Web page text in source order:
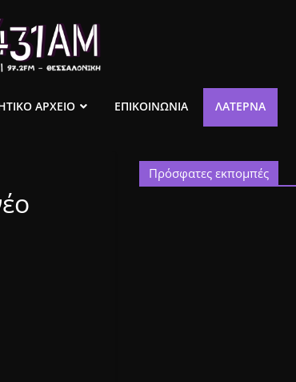
ΑΡΧΕΙΟ ΕΠΙΚΟΙΝΩΝΙΑ ΛΑΤΈΡΝΑ
Πρόσφατες εκπομπές